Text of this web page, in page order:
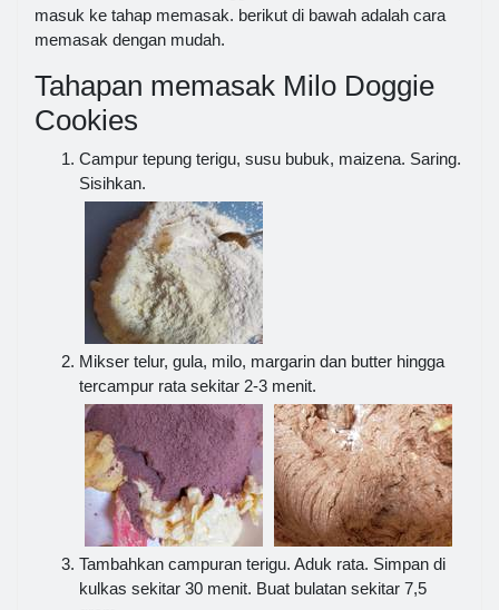
masuk ke tahap memasak. berikut di bawah adalah cara
memasak dengan mudah.
Tahapan memasak Milo Doggie
Cookies
Campur tepung terigu, susu bubuk, maizena. Saring.
Sisihkan.
Mikser telur, gula, milo, margarin dan butter hingga
tercampur rata sekitar 2-3 menit.
Tambahkan campuran terigu. Aduk rata. Simpan di
kulkas sekitar 30 menit. Buat bulatan sekitar 7,5